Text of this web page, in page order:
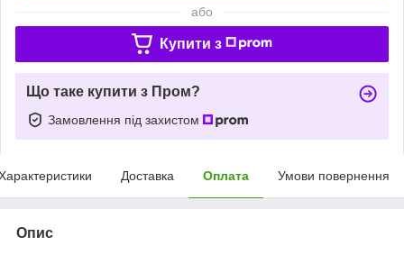
або
Купити з
Що таке купити з Пром?
Замовлення під захистом
Доставка Оплата Умови повернення
Опис